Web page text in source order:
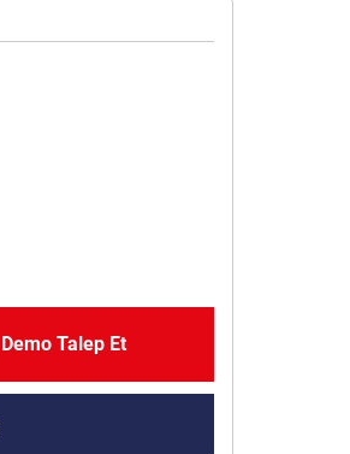
Demo Talep Et